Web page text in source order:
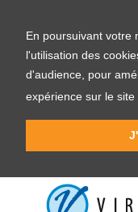
En poursuivant votre
l'utilisation des
d'audience, pour
expérience sur le site